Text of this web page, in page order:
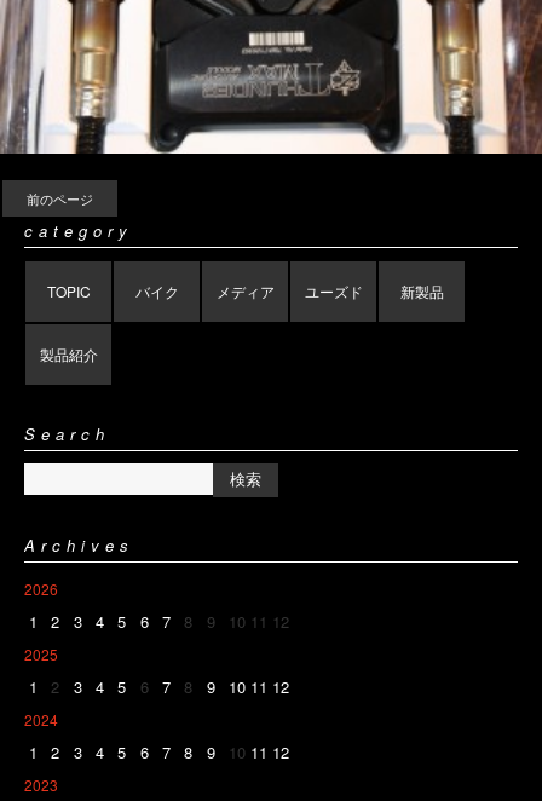
前のページ
category
TOPIC バイク メディア ユーズド 新製品
製品紹介
Search
Archives
2026
1 2 3 4 5 6 7 8 9 10 11 12
2025
1 2 3 4 5 6 7 8 9 10 11 12
2024
1 2 3 4 5 6 7 8 9 10 11 12
2023